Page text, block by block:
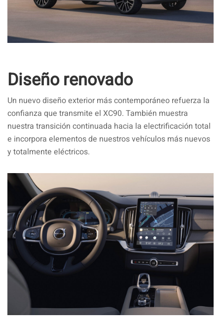
Diseño renovado
Un nuevo diseño exterior más contemporáneo refuerza la
confianza que transmite el XC90. También muestra
nuestra transición continuada hacia la electrificación total
e incorpora elementos de nuestros vehículos más nuevos
y totalmente eléctricos.